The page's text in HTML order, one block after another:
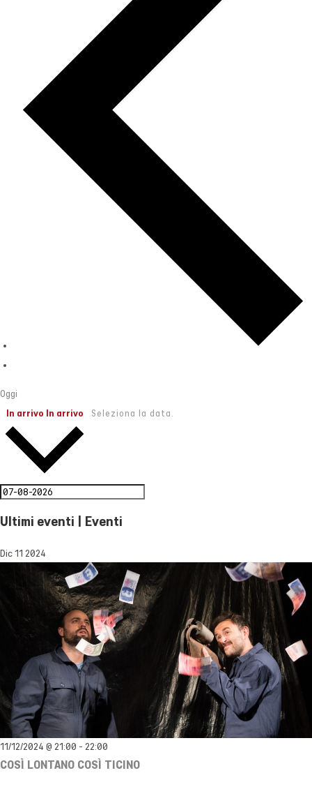
Oggi
In arrivo In arrivo Seleziona la data.
Ultimi eventi | Eventi
Dic11 2024
11/12/2024 @ 21:00 - 22:00
COSÌ LONTANO COSÌ TICINO